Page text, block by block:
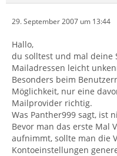
29. September 2007 um 13:44
Hallo,
du solltest und mal deine
Mailadressen leicht
Besonders beim
Möglichkeit, nur eine
Mailprovider richtig.
Was Panther999 sagt, ist
Bevor man das erste Mal
aufnimmt, sollte man die
Kontoeinstellungen